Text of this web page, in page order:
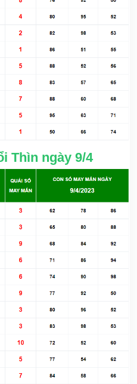
Thìn ngày 9/4